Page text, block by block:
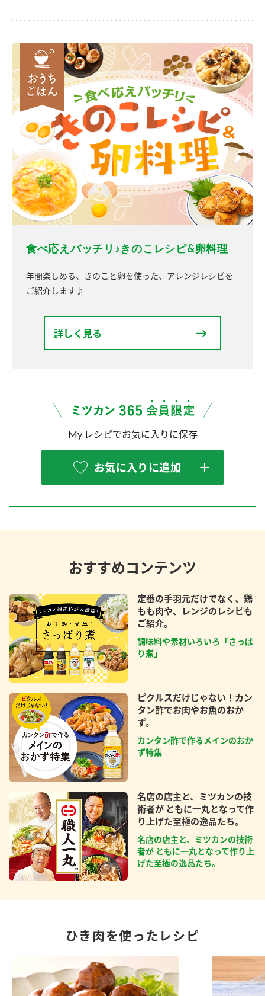
食べ応えバッチリ♪きのこレシピ&卵料理
年間楽しめる、きのこと卵を使った、アレンジレシピを
ご紹介します♪
詳しく見る
My レシピでお気に入りに保存
お気に入りに追加
おすすめコンテンツ
定番の手羽元だけでなく、鶏
もも肉や、レンジのレシピも
ご紹介。
調味料や素材いろいろ「さっぱ
り煮」
ピクルスだけじゃない！カン
タン酢でお肉やお魚のおか
ず。
カンタン酢で作るメインのおか
ず特集
名店の店主と、ミツカンの技
術者が ともに一丸となって作
り上げた至極の逸品たち。
名店の店主と、ミツカンの技術
者が ともに一丸となって作り上
げた至極の逸品たち。
ひき肉を使ったレシピ